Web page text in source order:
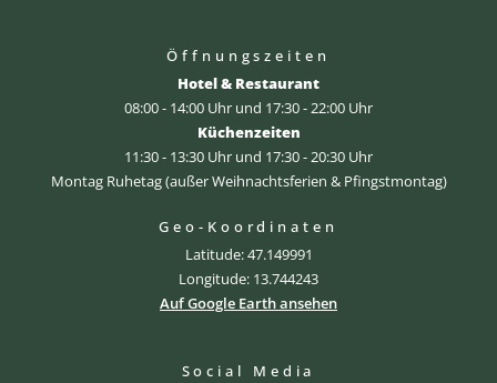
Öffnungszeiten
Hotel & Restaurant
08:00 - 14:00 Uhr und 17:30 - 22:00 Uhr
Küchenzeiten
11:30 - 13:30 Uhr und 17:30 - 20:30 Uhr
Montag Ruhetag (außer Weihnachtsferien & Pfingstmontag)
Geo-Koordinaten
Latitude: 47.149991
Longitude: 13.744243
Auf Google Earth ansehen
Social Media